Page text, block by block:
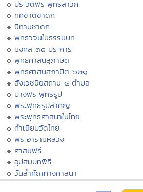
ประวัติพระพุทธสาวก
ทศชาติชาดก
นิทานชาดก
พุทธวจนในธรรมบท
มงคล ๓๘ ประการ
พุทธศาสนสุภาษิต
พุทธศาสนสุภาษิต ๖๒๑
สังเวชนียสถาน ๔ ตำบล
ปางพระพุทธรูป
พระพุทธรูปสำคัญ
พระพุทธศาสนาในไทย
ทำเนียบวัดไทย
พระอารามหลวง
ศาสนพิธี
อุปสมบทพิธี
วันสำคัญทางศาสนา